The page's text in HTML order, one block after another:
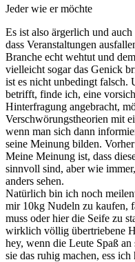
Jeder wie er möchte
Es ist also ärgerlich und auch
dass Veranstaltungen
Branche echt wehtut und
vielleicht sogar das Genick
ist es nicht unbedingt falsch.
betrifft, finde ich, eine
Hinterfragung angebracht,
Verschwörungstheorien mit
wenn man sich dann
seine Meinung bilden.
Meine Meinung ist, dass
sinnvoll sind, aber wie
anders sehen.
Natürlich bin ich noch
mir 10kg Nudeln zu kaufen,
muss oder hier die Seife zu
wirklich völlig übertriebene
hey, wenn die Leute Spaß an
sie das ruhig machen, ess ich